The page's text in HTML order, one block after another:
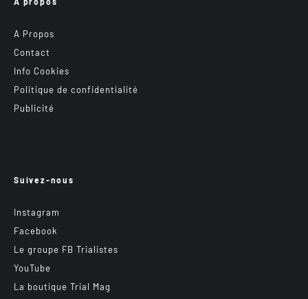
A Propos
Contact
Info Cookies
Politique de confidentialité
Publicité
Suivez-nous
Instagram
Facebook
Le groupe FB Trialistes
YouTube
La boutique Trial Mag